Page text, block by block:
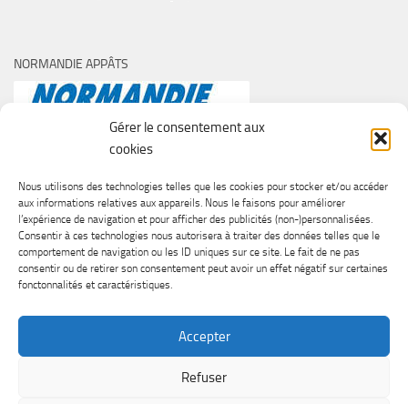
Gérer le consentement aux
cookies
Nous utilisons des technologies telles que les cookies pour stocker et/ou accéder
aux informations relatives aux appareils. Nous le faisons pour améliorer
l’expérience de navigation et pour afficher des publicités (non-)personnalisées.
Consentir à ces technologies nous autorisera à traiter des données telles que le
comportement de navigation ou les ID uniques sur ce site. Le fait de ne pas
consentir ou de retirer son consentement peut avoir un effet négatif sur certaines
fonctonnalités et caractéristiques.
Accepter
Refuser
NORMANDIE APPÂTS